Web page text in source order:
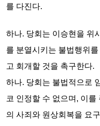
를 다진다.
하나. 당회는 이승현을 위
를 분열시키는 불법행위
고 회개할 것을 촉구한다.
하나. 당회는 불법적으로
코 인정할 수 없으며, 이
의 사죄와 원상회복을 요